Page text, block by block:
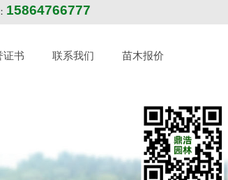
15864766777
证书 联系我们 苗木报价